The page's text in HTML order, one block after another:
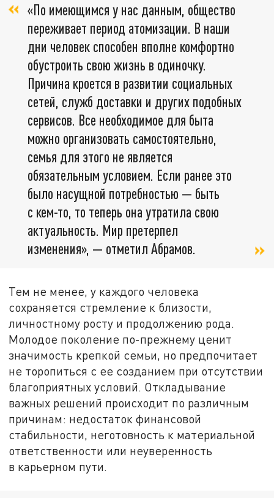
«По имеющимся у нас данным, общество
переживает период атомизации. В наши
дни человек способен вполне комфортно
обустроить свою жизнь в одиночку.
Причина кроется в развитии социальных
сетей, служб доставки и других подобных
сервисов. Все необходимое для быта
можно организовать самостоятельно,
семья для этого не является
обязательным условием. Если ранее это
было насущной потребностью — быть
с кем-то, то теперь она утратила свою
актуальность. Мир претерпел
изменения», — отметил Абрамов.
Тем не менее, у каждого человека
сохраняется стремление к близости,
личностному росту и продолжению рода.
Молодое поколение по-прежнему ценит
значимость крепкой семьи, но предпочитает
не торопиться с ее созданием при отсутствии
благоприятных условий. Откладывание
важных решений происходит по различным
причинам: недостаток финансовой
стабильности, неготовность к материальной
ответственности или неуверенность
в карьерном пути.